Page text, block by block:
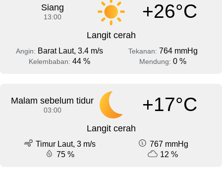
Siang
13:00 +26°C
Langit cerah
Angin: Barat Laut, 3.4 m/s Tekanan: 764 mmHg
Kelembaban: 44 % Mendung: 0 %
Malam sebelum tidur
03:00 +17°C
Langit cerah
Timur Laut, 3 m/s
767 mmHg
75 %
12 %